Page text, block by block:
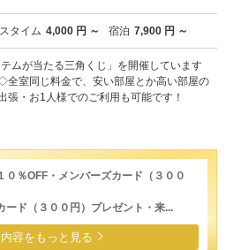
タイム 4,000 円 ～ 宿泊 7,900 円 ～
ムが当たる三角くじ」を開催しています
室同じ料金で、安い部屋とか高い部屋の
・お1人様でのご利用も可能です！
％OFF・メンバーズカード（３００
ード（３００円）プレゼント・来...
容をもっと見る